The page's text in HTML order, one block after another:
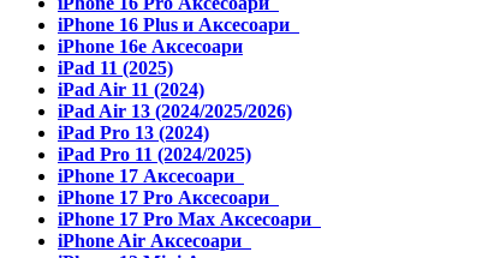
iPhone 16 Plus и Аксесоари
iPhone 16e Аксесоари
iPad 11 (2025)
iPad Air 11 (2024)
iPad Air 13 (2024/2025/2026)
iPad Pro 13 (2024)
iPad Pro 11 (2024/2025)
iPhone 17 Аксесоари
iPhone 17 Pro Аксесоари
iPhone 17 Pro Max Аксесоари
iPhone Air Аксесоари